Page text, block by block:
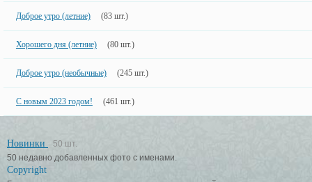
Доброе утро (летние) (83 шт.)
Хорошего дня (летние) (80 шт.)
Доброе утро (необычные) (245 шт.)
С новым 2023 годом! (461 шт.)
Новинки
50 шт.
50 недавно добавленных фото с именами.
Copyright